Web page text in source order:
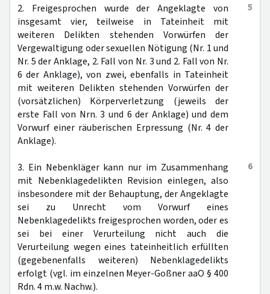
5
2. Freigesprochen wurde der Angeklagte von
insgesamt vier, teilweise in Tateinheit mit
weiteren Delikten stehenden Vorwürfen der
Vergewaltigung oder sexuellen Nötigung (Nr. 1 und
Nr. 5 der Anklage, 2. Fall von Nr. 3 und 2. Fall von Nr.
6 der Anklage), von zwei, ebenfalls in Tateinheit
mit weiteren Delikten stehenden Vorwürfen der
(vorsätzlichen) Körperverletzung (jeweils der
erste Fall von Nrn. 3 und 6 der Anklage) und dem
Vorwurf einer räuberischen Erpressung (Nr. 4 der
Anklage).
6
3. Ein Nebenkläger kann nur im Zusammenhang
mit Nebenklagedelikten Revision einlegen, also
insbesondere mit der Behauptung, der Angeklagte
sei zu Unrecht vom Vorwurf eines
Nebenklagedelikts freigesprochen worden, oder es
sei bei einer Verurteilung nicht auch die
Verurteilung wegen eines tateinheitlich erfüllten
(gegebenenfalls weiteren) Nebenklagedelikts
erfolgt (vgl. im einzelnen Meyer-Goßner aaO § 400
Rdn. 4 m.w. Nachw.).